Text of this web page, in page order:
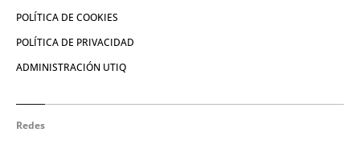
POLÍTICA DE COOKIES
POLÍTICA DE PRIVACIDAD
ADMINISTRACIÓN UTIQ
Redes